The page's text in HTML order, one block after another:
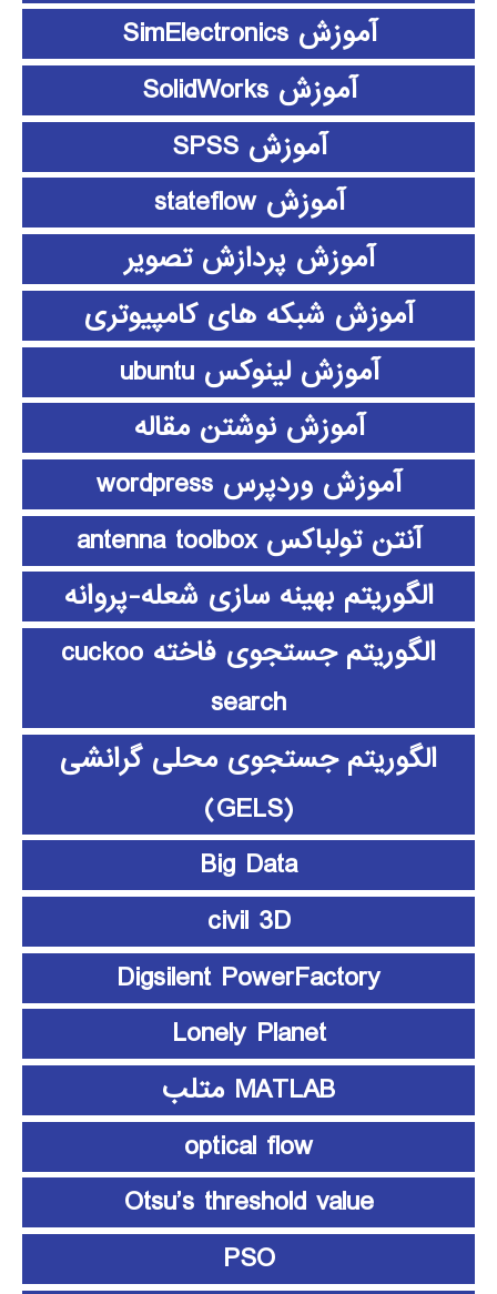
آموزش SimElectronics
آموزش SolidWorks
آموزش SPSS
آموزش stateflow
آموزش پردازش تصویر
آموزش شبکه های کامپیوتری
آموزش لینوکس ubuntu
آموزش نوشتن مقاله
آموزش وردپرس wordpress
آنتن تولباکس antenna toolbox
الگوریتم بهینه سازی شعله-پروانه
الگوریتم جستجوی فاخته cuckoo
search
الگوریتم جستجوی محلی گرانشی
(GELS)
Big Data
civil 3D
Digsilent PowerFactory
Lonely Planet
MATLAB متلب
optical flow
Otsu’s threshold value
PSO